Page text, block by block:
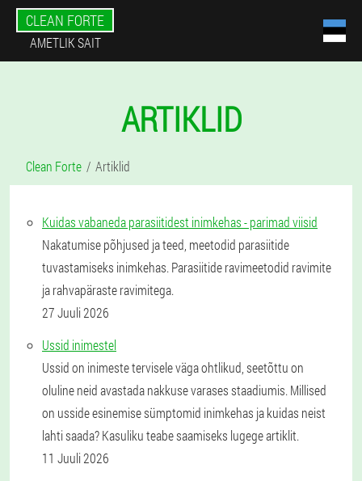
CLEAN FORTE
AMETLIK SAIT
ARTIKLID
Clean Forte Artiklid
Kuidas vabaneda parasiitidest inimkehas - parimad viisid
Nakatumise põhjused ja teed, meetodid parasiitide
tuvastamiseks inimkehas. Parasiitide ravimeetodid ravimite
ja rahvapäraste ravimitega.
27 Juuli 2026
Ussid inimestel
Ussid on inimeste tervisele väga ohtlikud, seetõttu on
oluline neid avastada nakkuse varases staadiumis. Millised
on usside esinemise sümptomid inimkehas ja kuidas neist
lahti saada? Kasuliku teabe saamiseks lugege artiklit.
11 Juuli 2026